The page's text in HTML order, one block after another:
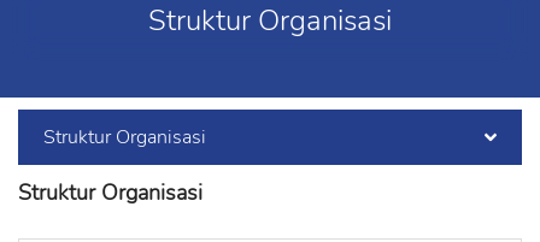
Struktur Organisasi
Struktur Organisasi
Struktur Organisasi